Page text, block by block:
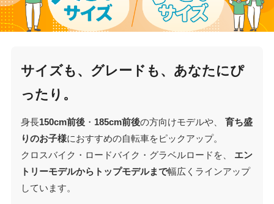
サイズも、グレードも、あなたにぴ
ったり。
身長150cm前後・ 185cm前後の方向けモデルや、 育ち盛
りのお子様におすすめの自転車をピックアップ。
クロスバイク・ロードバイク・グラベルロードを、 エン
トリーモデルからトップモデルまで幅広くラインアップ
しています。